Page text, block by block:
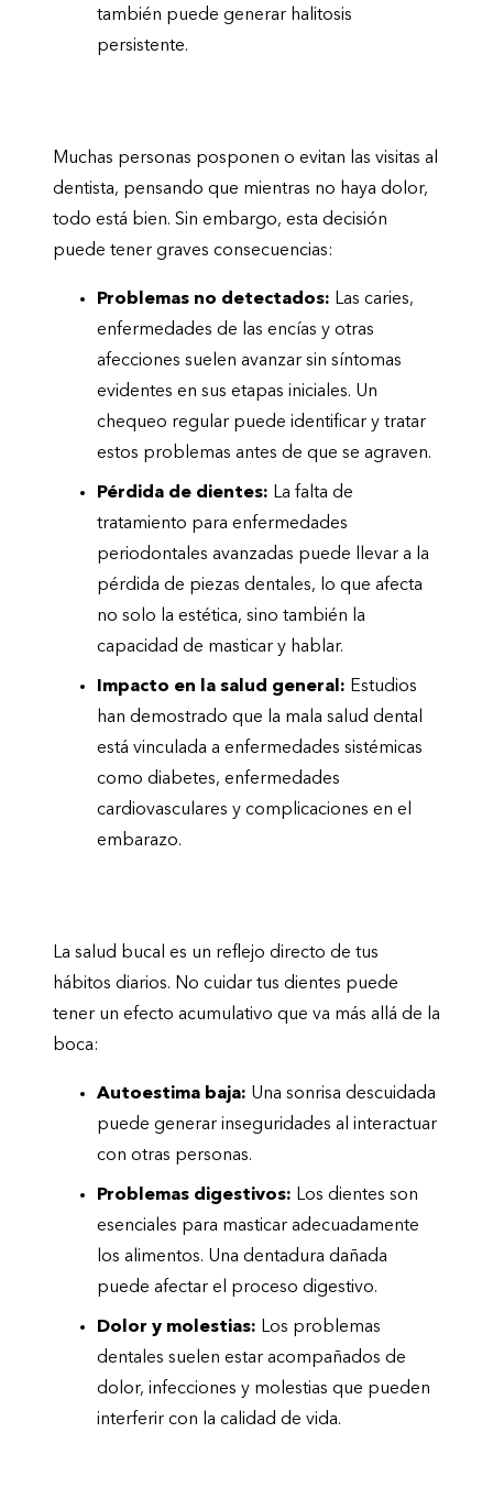
también puede generar halitosis
persistente.
Muchas personas posponen o evitan las visitas al
dentista, pensando que mientras no haya dolor,
todo está bien. Sin embargo, esta decisión
puede tener graves consecuencias:
Problemas no detectados: Las caries,
enfermedades de las encías y otras
afecciones suelen avanzar sin síntomas
evidentes en sus etapas iniciales. Un
chequeo regular puede identificar y tratar
estos problemas antes de que se agraven.
Pérdida de dientes: La falta de
tratamiento para enfermedades
periodontales avanzadas puede llevar a la
pérdida de piezas dentales, lo que afecta
no solo la estética, sino también la
capacidad de masticar y hablar.
Impacto en la salud general: Estudios
han demostrado que la mala salud dental
está vinculada a enfermedades sistémicas
como diabetes, enfermedades
cardiovasculares y complicaciones en el
embarazo.
La salud bucal es un reflejo directo de tus
hábitos diarios. No cuidar tus dientes puede
tener un efecto acumulativo que va más allá de la
boca:
Autoestima baja: Una sonrisa descuidada
puede generar inseguridades al interactuar
con otras personas.
Problemas digestivos: Los dientes son
esenciales para masticar adecuadamente
los alimentos. Una dentadura dañada
puede afectar el proceso digestivo.
Dolor y molestias: Los problemas
dentales suelen estar acompañados de
dolor, infecciones y molestias que pueden
interferir con la calidad de vida.